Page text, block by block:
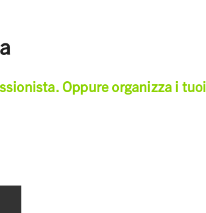
Oppure organizza i tuoi